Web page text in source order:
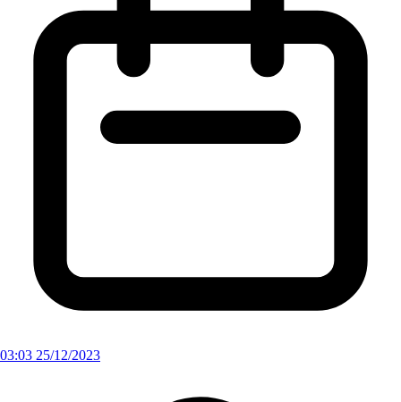
03:03 25/12/2023